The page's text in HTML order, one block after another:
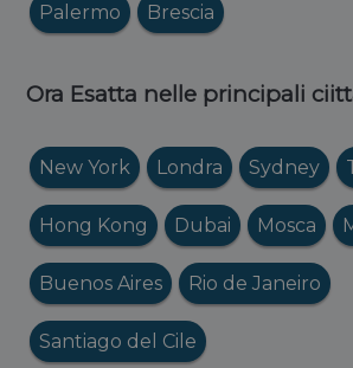
Palermo Brescia
Ora Esatta nelle principali
New York Londra Sydney
Hong Kong Dubai Mosca
Buenos Aires Rio de Janeiro
Santiago del Cile